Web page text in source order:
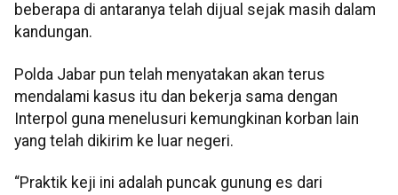
beberapa di antaranya telah dijual sejak masih dalam
kandungan.
Polda Jabar pun telah menyatakan akan terus
mendalami kasus itu dan bekerja sama dengan
Interpol guna menelusuri kemungkinan korban lain
yang telah dikirim ke luar negeri.
“Praktik keji ini adalah puncak gunung es dari